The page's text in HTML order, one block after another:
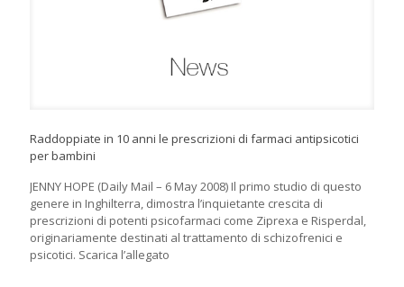
Raddoppiate in 10 anni le prescrizioni di farmaci antipsicotici
per bambini
JENNY HOPE (Daily Mail – 6 May 2008) Il primo studio di questo
genere in Inghilterra, dimostra l’inquietante crescita di
prescrizioni di potenti psicofarmaci come Ziprexa e Risperdal,
originariamente destinati al trattamento di schizofrenici e
psicotici. Scarica l’allegato